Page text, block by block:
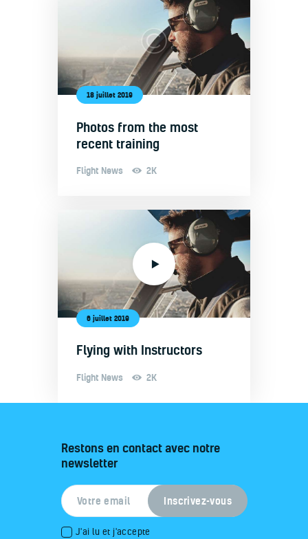
18 juillet 2019
Photos from the most
recent training
Flight News 2K
6 juillet 2019
Flying with Instructors
Flight News 2K
Restons en contact avec notre
newsletter
J'ai lu et j'accepte